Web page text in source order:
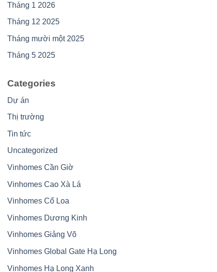
Tháng 1 2026
Tháng 12 2025
Tháng mười một 2025
Tháng 5 2025
Categories
Dự án
Thị trường
Tin tức
Uncategorized
Vinhomes Cần Giờ
Vinhomes Cao Xà Lá
Vinhomes Cổ Loa
Vinhomes Dương Kinh
Vinhomes Giảng Võ
Vinhomes Global Gate Hạ Long
Vinhomes Hạ Long Xanh